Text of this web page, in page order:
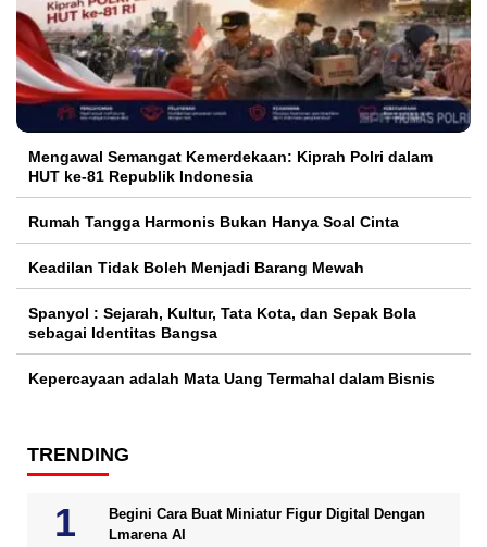
Mengawal Semangat Kemerdekaan: Kiprah Polri dalam
HUT ke-81 Republik Indonesia
Rumah Tangga Harmonis Bukan Hanya Soal Cinta
Keadilan Tidak Boleh Menjadi Barang Mewah
Spanyol : Sejarah, Kultur, Tata Kota, dan Sepak Bola
sebagai Identitas Bangsa
Kepercayaan adalah Mata Uang Termahal dalam Bisnis
TRENDING
Begini Cara Buat Miniatur Figur Digital Dengan
Lmarena AI